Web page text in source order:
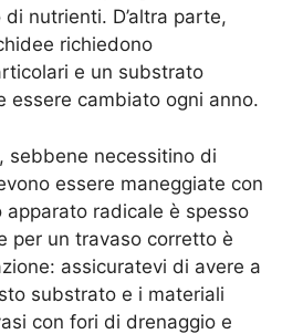
nutrienti. D’altra parte,
richiedono
e un substrato
essere cambiato ogni anno.
sebbene necessitino di
essere maneggiate con
apparato radicale è spesso
per un travaso corretto è
assicuratevi di avere a
substrato e i materiali
con fori di drenaggio e